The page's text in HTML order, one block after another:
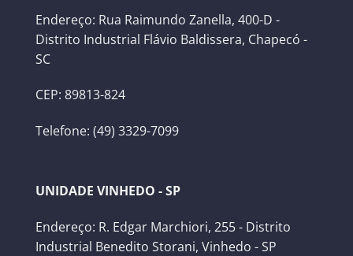
Endereço: Rua Raimundo Zanella, 400-D -
Distrito Industrial Flávio Baldissera, Chapecó -
SC
CEP: 89813-824
Telefone: (49) 3329-7099
UNIDADE VINHEDO - SP
Endereço: R. Edgar Marchiori, 255 - Distrito
Industrial Benedito Storani, Vinhedo - SP